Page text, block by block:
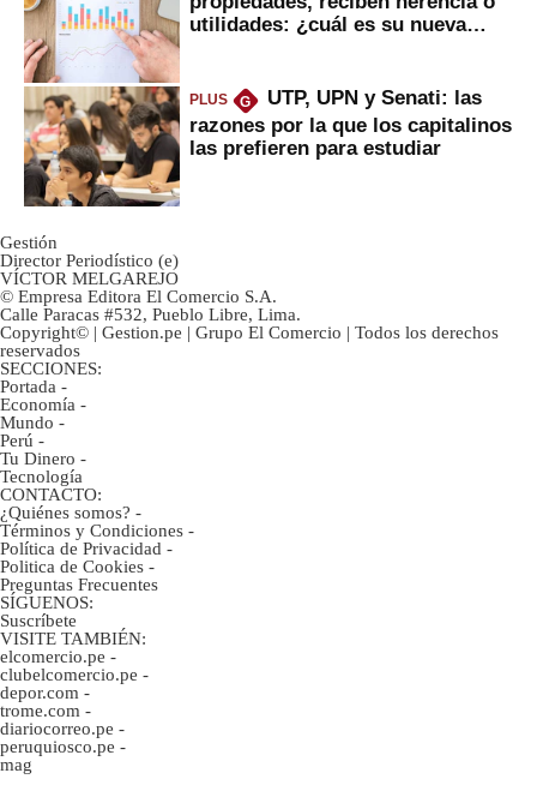
utilidades: ¿cuál es su nueva
PLUS G
UTP, UPN y Senati: las
razones por la que los capitalinos
las prefieren para estudiar
Gestión
Director Periodístico (e)
VÍCTOR MELGAREJO
© Empresa Editora El Comercio S.A.
Calle Paracas #532, Pueblo Libre, Lima.
Copyright© | Gestion.pe | Grupo El Comercio | Todos los derechos
reservados
SECCIONES:
Portada -
Economía -
Mundo -
Perú -
Tu Dinero -
Tecnología
CONTACTO:
¿Quiénes somos? -
Términos y Condiciones -
Política de Privacidad -
Politica de Cookies -
Preguntas Frecuentes
SÍGUENOS:
Suscríbete
VISITE TAMBIÉN:
elcomercio.pe -
clubelcomercio.pe -
depor.com -
trome.com -
diariocorreo.pe -
peruquiosco.pe -
mag